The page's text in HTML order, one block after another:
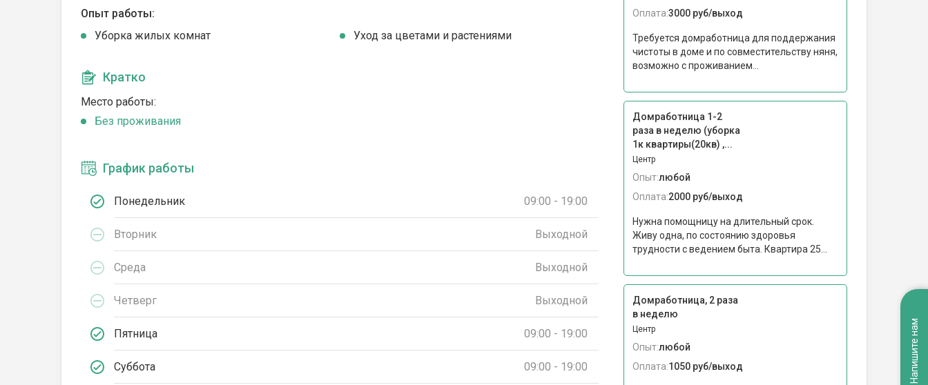
Опыт работы:
Уборка жилых комнат
Уход за цветами и растениями
Кратко
Место работы:
Без проживания
График работы
Понедельник 09:00 - 19:00
Вторник Выходной
Среда Выходной
Четверг Выходной
Пятница 09:00 - 19:00
Суббота 09:00 - 19:00
Оплата:3000 руб/выход
Требуется домработница для поддержания
чистоты в доме и по совместительству няня,
возможно с проживанием...
Домработница 1-2
раза в неделю (уборка
1к квартиры(20кв) ,...
Центр
Опыт:любой
Оплата:2000 руб/выход
Нужна помощницу на длительный срок.
Живу одна, по состоянию здоровья
трудности с ведением быта. Квартира 25...
Домработница, 2 раза
в неделю
Центр
Опыт:любой
Оплата:1050 руб/выход Напишите нам